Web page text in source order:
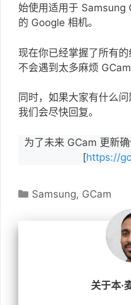
始使用适用于
的 Google 相机。
现在你已经掌握了所有
不会遇到太多麻烦
同时，如果大家有什么
我们会尽快回复。
为了未来 GCam 更新
[https://
分
Samsung, GCam
关于本·